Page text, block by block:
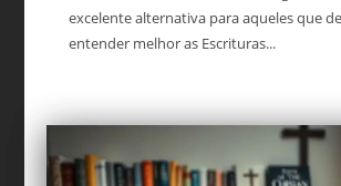
excelente alternativa para aqueles que
entender melhor as Escrituras...